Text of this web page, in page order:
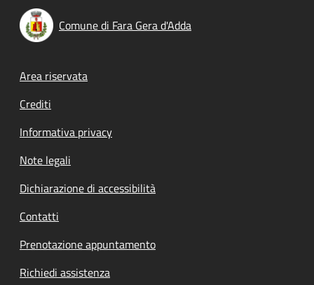
Comune di Fara Gera d'Adda
Footer menu
Area riservata
Crediti
Informativa privacy
Note legali
Dichiarazione di accessibilità
Contatti
Prenotazione appuntamento
Richiedi assistenza